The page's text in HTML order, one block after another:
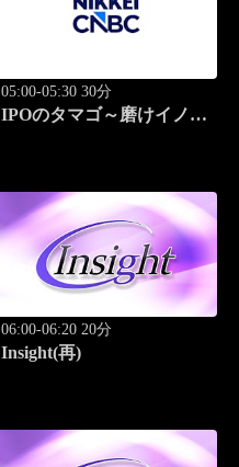
05:00-05:30 30分
IPOのタマゴ～磨けイノベ
06:00-06:20 20分
Insight(再)